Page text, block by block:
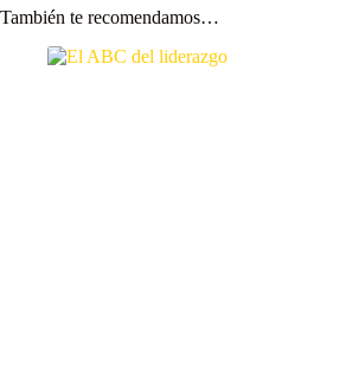
También te recomendamos…